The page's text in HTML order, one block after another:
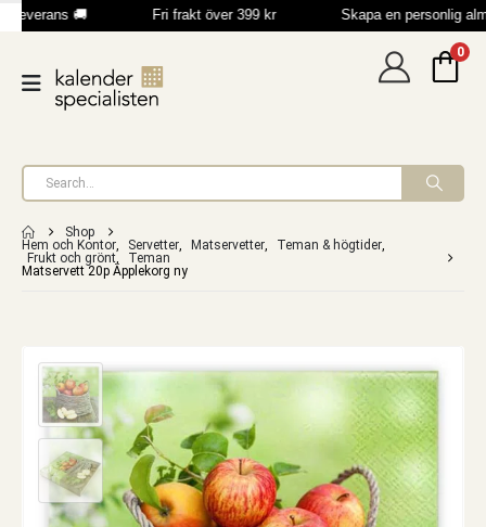
leverans 🚚 Fri frakt över 399 kr Skapa en personlig
0
Shop
Hem och Kontor, Servetter, Matservetter, Teman & högtider,
Frukt och grönt,
Teman
Matservett 20p Äpplekorg ny